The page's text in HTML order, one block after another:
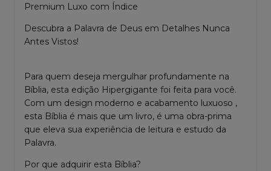
Premium Luxo com Índice
Descubra a Palavra de Deus em Detalhes Nunca
Antes Vistos!
Para quem deseja mergulhar profundamente na
Bíblia, esta edição Hipergigante foi feita para você.
Com um design moderno e acabamento luxuoso ,
esta Bíblia é mais que um livro, é uma obra-prima
que eleva sua experiência de leitura e estudo da
Palavra.
Por que adquirir esta Bíblia?